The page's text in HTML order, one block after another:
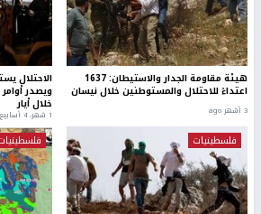
هيئة مقاومة الجدار والاستيطان: 1637
اعتداءً للاحتلال والمستوطنين خلال نيسان
3 أشهر ago
ويصدر
خلال أيار
1 شهر، 4 أسابيع ago
فلسطينيات